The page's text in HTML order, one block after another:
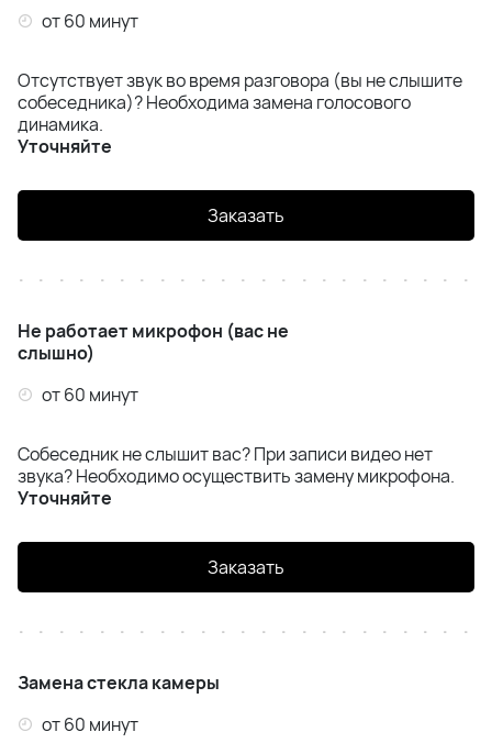
от 60 минут
Отсутствует звук во время разговора (вы не слышите
собеседника)? Необходима замена голосового
динамика.
Уточняйте
Заказать
Не работает микрофон (вас не
слышно)
от 60 минут
Собеседник не слышит вас? При записи видео нет
звука? Необходимо осуществить замену микрофона.
Уточняйте
Заказать
Замена стекла камеры
от 60 минут